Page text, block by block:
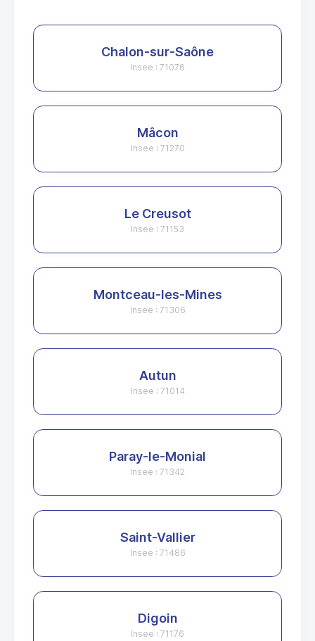
Chalon-sur-Saône
Insee : 71076
Mâcon
Insee : 71270
Le Creusot
Insee : 71153
Montceau-les-Mines
Insee : 71306
Autun
Insee : 71014
Paray-le-Monial
Insee : 71342
Saint-Vallier
Insee : 71486
Digoin
Insee : 71176